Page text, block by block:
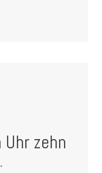
zehn